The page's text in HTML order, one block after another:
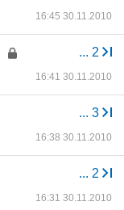
16:45 30.11.2010
... 2
16:41 30.11.2010
... 3
16:38 30.11.2010
... 2
16:31 30.11.2010